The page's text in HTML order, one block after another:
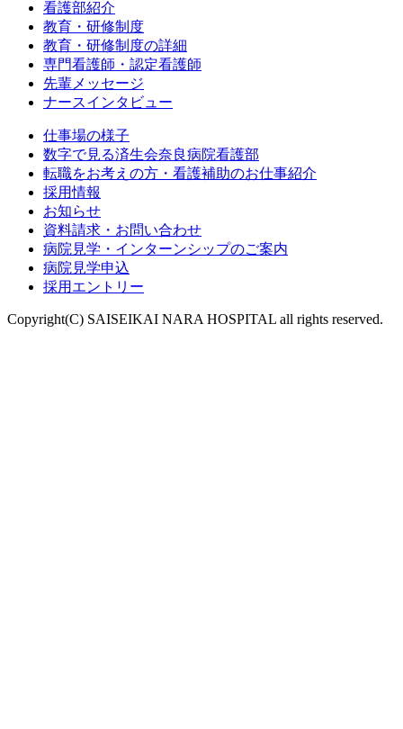
看護部紹介
教育・研修制度
教育・研修制度の詳細
専門看護師・認定看護師
先輩メッセージ
ナースインタビュー
仕事場の様子
数字で見る済生会奈良病院看護部
転職をお考えの方・看護補助のお仕事紹介
採用情報
お知らせ
資料請求・お問い合わせ
病院見学・インターンシップのご案内
病院見学申込
採用エントリー
Copyright(C) SAISEIKAI NARA HOSPITAL all rights reserved.